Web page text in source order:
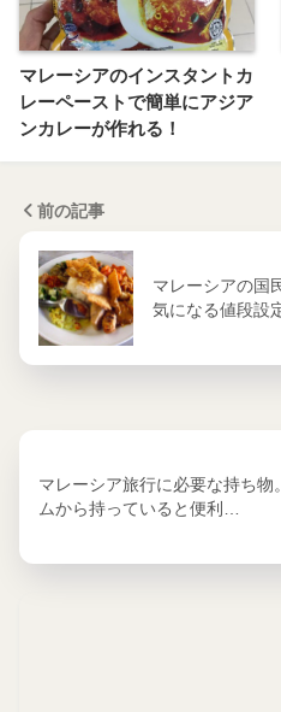
マレーシアのインスタントカ
レーペーストで簡単にアジア
ンカレーが作れる！
前の記事
マレーシアの国
気になる値段設
マレーシア旅行に必要な持ち物
ムから持っていると便利…